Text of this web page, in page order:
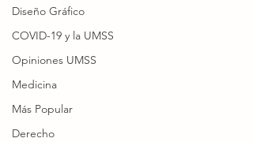
Diseño Gráfico
COVID-19 y la UMSS
Opiniones UMSS
Medicina
Más Popular
Derecho